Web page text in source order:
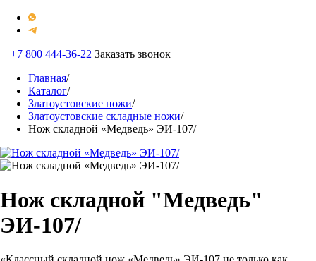
+7 800 444-36-22 Заказать звонок
Главная/
Каталог/
Златоустовские ножи/
Златоустовские складные ножи/
Нож складной «Медведь» ЭИ-107/
Нож складной "Медведь"
ЭИ-107/